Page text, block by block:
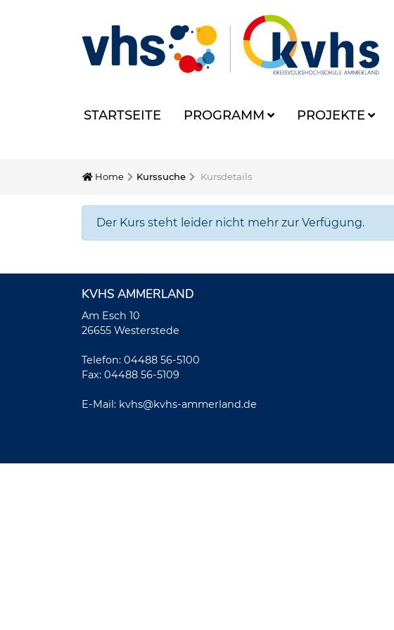
STARTSEITE PROGRAMM PROJEKTE
Home Kurssuche Kursdetails
Der Kurs steht leider nicht mehr zur Verfügung.
KVHS AMMERLAND
Am Esch 10
26655 Westerstede
Telefon: 04488 56-5100
Fax: 04488 56-5109
E-Mail: kvhs@kvhs-ammerland.de